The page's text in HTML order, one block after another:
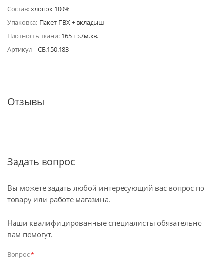
Состав: хлопок 100%
Упаковка: Пакет ПВХ + вкладыш
Плотность ткани: 165 гр./м.кв.
Артикул
СБ.150.183
Отзывы
Задать вопрос
Вы можете задать любой интересующий вас вопрос по
товару или работе магазина.
Наши квалифицированные специалисты обязательно
вам помогут.
Вопрос*